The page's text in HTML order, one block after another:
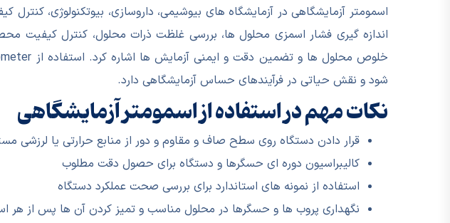
اسمومتر آزمایشگاهی در آزمایشگاه های بیوشیمی، داروسازی، بیوتکنولوژی،
اندازه گیری فشار اسمزی محلول ها، بررسی غلظت ذرات محلول، کنترل کیفیت
شود و نقش حیاتی در فرآیندهای حساس آزمایشگاهی دارد.
نکات مهم در استفاده از اسمومتر آزمایشگاهی
قرار دادن دستگاه روی سطح صاف و مقاوم و دور از منابع حرارتی یا لرزشی
کالیبراسیون دوره ای حسگرها و دستگاه برای حصول دقت مطلوب
استفاده از نمونه های استاندارد برای بررسی صحت عملکرد دستگاه
نگهداری پروب ها و حسگرها در محلول مناسب و تمیز کردن آن ها پس از هر